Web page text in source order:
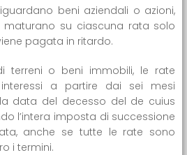
beni aziendali o azioni,
maturano su ciascuna rata solo
pagata in ritardo.
terreni o beni immobili, le rate
a partire dai sei mesi
data del decesso del de cuius
l’intera imposta di successione
anche se tutte le rate sono
i termini.